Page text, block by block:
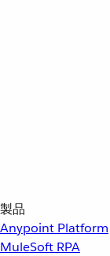
製品
Anypoint Platform
MuleSoft RPA